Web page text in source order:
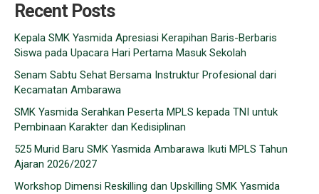
Recent Posts
Kepala SMK Yasmida Apresiasi Kerapihan Baris-Berbaris
Siswa pada Upacara Hari Pertama Masuk Sekolah
Senam Sabtu Sehat Bersama Instruktur Profesional dari
Kecamatan Ambarawa
SMK Yasmida Serahkan Peserta MPLS kepada TNI untuk
Pembinaan Karakter dan Kedisiplinan
525 Murid Baru SMK Yasmida Ambarawa Ikuti MPLS Tahun
Ajaran 2026/2027
Workshop Dimensi Reskilling dan Upskilling SMK Yasmida